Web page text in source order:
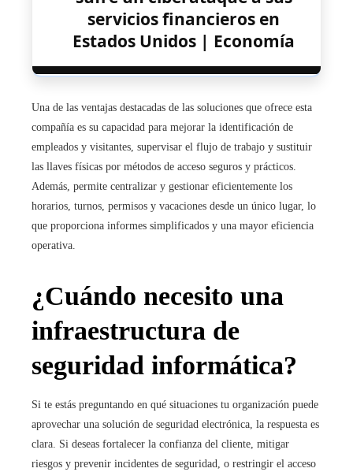
servicios financieros en
Estados Unidos | Economía
Una de las ventajas destacadas de las soluciones que ofrece esta
compañía es su capacidad para mejorar la identificación de
empleados y visitantes, supervisar el flujo de trabajo y sustituir
las llaves físicas por métodos de acceso seguros y prácticos.
Además, permite centralizar y gestionar eficientemente los
horarios, turnos, permisos y vacaciones desde un único lugar, lo
que proporciona informes simplificados y una mayor eficiencia
operativa.
¿Cuándo necesito una
infraestructura de
seguridad informática?
Si te estás preguntando en qué situaciones tu organización puede
aprovechar una solución de seguridad electrónica, la respuesta es
clara. Si deseas fortalecer la confianza del cliente, mitigar
riesgos y prevenir incidentes de seguridad, o restringir el acceso